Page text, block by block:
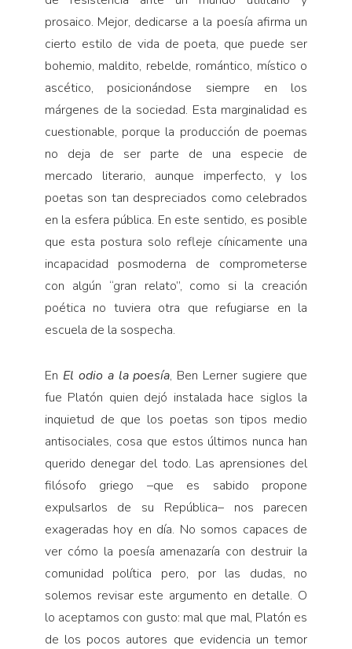
prosaico. Mejor, dedicarse a la poesía afirma un
cierto estilo de vida de poeta, que puede ser
bohemio, maldito, rebelde, romántico, místico o
ascético, posicionándose siempre en los
márgenes de la sociedad. Esta marginalidad es
cuestionable, porque la producción de poemas
no deja de ser parte de una especie de
mercado literario, aunque imperfecto, y los
poetas son tan despreciados como celebrados
en la esfera pública. En este sentido, es posible
que esta postura solo refleje cínicamente una
incapacidad posmoderna de comprometerse
con algún “gran relato”, como si la creación
poética no tuviera otra que refugiarse en la
escuela de la sospecha.
En El odio a la poesía, Ben Lerner sugiere que
fue Platón quien dejó instalada hace siglos la
inquietud de que los poetas son tipos medio
antisociales, cosa que estos últimos nunca han
querido denegar del todo. Las aprensiones del
filósofo griego –que es sabido propone
expulsarlos de su República– nos parecen
exageradas hoy en día. No somos capaces de
ver cómo la poesía amenazaría con destruir la
comunidad política pero, por las dudas, no
solemos revisar este argumento en detalle. O
lo aceptamos con gusto: mal que mal, Platón es
de los pocos autores que evidencia un temor